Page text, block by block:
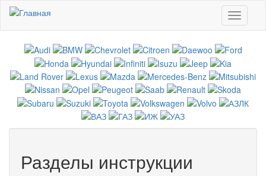
Перейти к основному содержанию
Toggle
Разделы инструкции